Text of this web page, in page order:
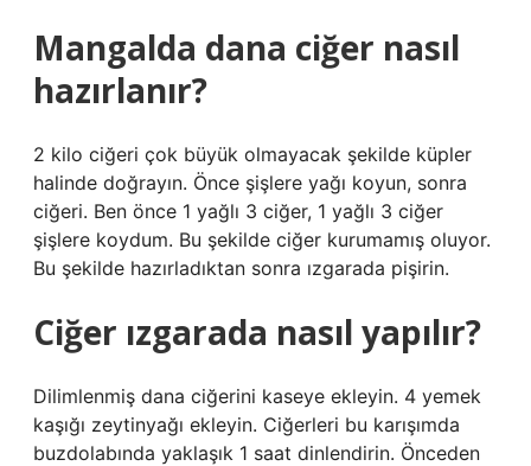
Mangalda dana ciğer nasıl
hazırlanır?
2 kilo ciğeri çok büyük olmayacak şekilde küpler
halinde doğrayın. Önce şişlere yağı koyun, sonra
ciğeri. Ben önce 1 yağlı 3 ciğer, 1 yağlı 3 ciğer
şişlere koydum. Bu şekilde ciğer kurumamış oluyor.
Bu şekilde hazırladıktan sonra ızgarada pişirin.
Ciğer ızgarada nasıl yapılır?
Dilimlenmiş dana ciğerini kaseye ekleyin. 4 yemek
kaşığı zeytinyağı ekleyin. Ciğerleri bu karışımda
buzdolabında yaklaşık 1 saat dinlendirin. Önceden